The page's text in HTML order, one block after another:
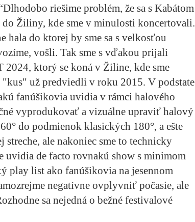
riešime problém, že sa s Kabátom
Žiliny, kde sme v minulosti koncertovali.
hala do ktorej by sme sa s velkosťou
vošli. Tak sme s vďakou prijali
2024, ktorý se koná v Žiline, kde sme
už predviedli v roku 2015. V podstate
fanúšikovia uvidia v rámci halového
vyprodukovať a vizuálne upraviť halový
do podmienok klasických 180°, a ešte
ale nakoniec sme to technicky
uvidia de facto rovnakú show s minimom
play list ako fanúšikovia na jesennom
negatívne ovplyvniť počasie, ale
sa nejedná o bežné festivalové